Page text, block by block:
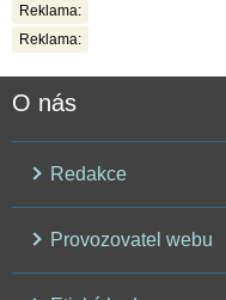
Reklama:
Reklama:
O nás
Redakce
Provozovatel webu